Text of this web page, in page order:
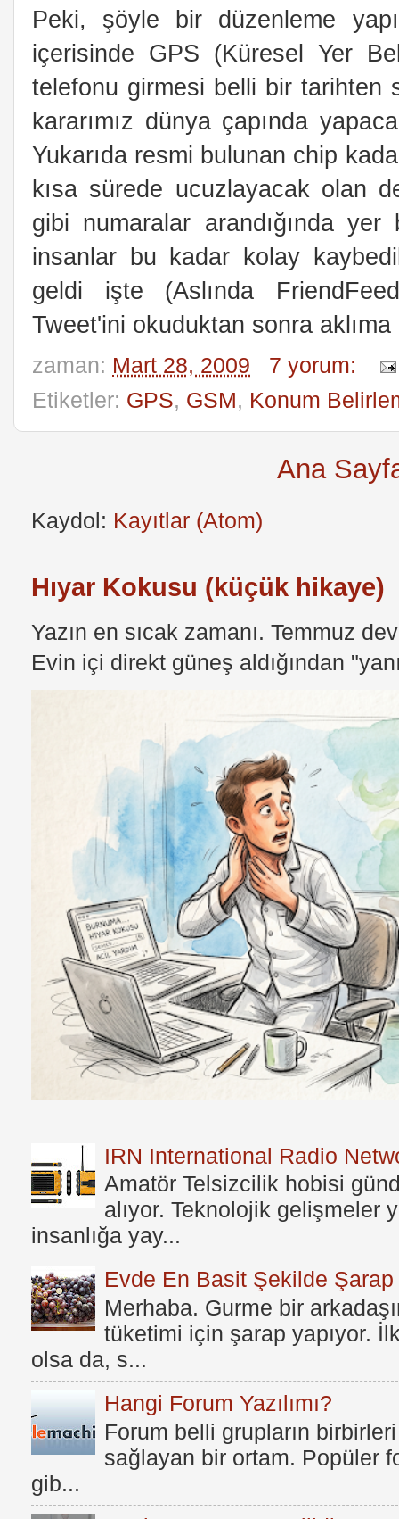
Peki, şöyle bir düzenleme
içerisinde GPS (Küresel Yer
telefonu girmesi belli bir tarihten
kararımız dünya çapında
Yukarıda resmi bulunan chip
kısa sürede ucuzlayacak olan
gibi numaralar arandığında
insanlar bu kadar kolay
geldi işte (Aslında
Tweet'ini okuduktan sonra
zaman: Mart 28, 2009
7 yorum:
Etiketler: GPS, GSM, Konum
Ana
Kaydol: Kayıtlar (Atom)
Hıyar Kokusu (küçük hikaye)
Yazın en sıcak zamanı. Temmuz
Evin içi direkt güneş aldığından
IRN International Radio
Amatör Telsizcilik hobisi
alıyor. Teknolojik gelişmeler
insanlığa yay...
Evde En Basit Şekilde Şarap
Merhaba. Gurme bir
tüketimi için şarap yapıyor.
olsa da, s...
Hangi Forum Yazılımı?
Forum belli grupların
sağlayan bir ortam. Popüler
gib...